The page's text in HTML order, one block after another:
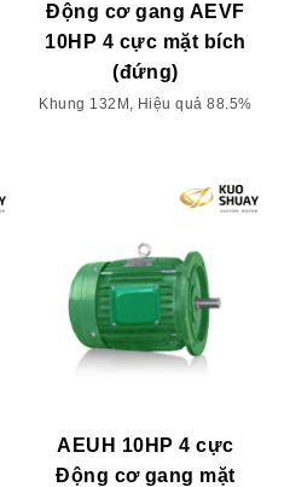
Động cơ gang AEVF
10HP 4 cực mặt bích
(đứng)
Khung 132M, Hiệu quả 88.5%
AEUH 10HP 4 cực
Động cơ gang mặt